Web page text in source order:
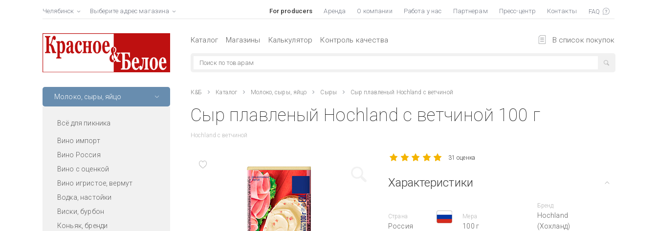
Челябинск Выберите адрес магазина For producers Аренда О компании Работа у нас Партнерам Пресс-центр Контакты
В список покупок
Каталог Магазины Калькулятор Контроль качества
Молоко, сыры, яйцо
Всё для пикника
Вино импорт
Вино Россия
Вино с оценкой
Вино игристое, вермут
Водка, настойки
Виски, бурбон
Коньяк, бренди
К&Б Каталог Молоко, сыры, яйцо Сыры Сыр плавленый Hochland с ветчиной
Сыр плавленый Hochland с ветчиной 100 г
Hochland с ветчиной
31 оценка
Характеристики
Страна
Россия
Мера
100 г
Бренд
Hochland
(Хохланд)